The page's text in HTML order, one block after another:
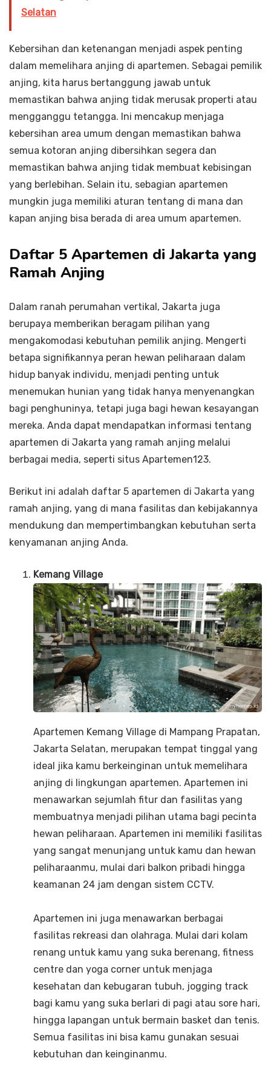
Selatan
Kebersihan dan ketenangan menjadi aspek penting
dalam memelihara anjing di apartemen. Sebagai pemilik
anjing, kita harus bertanggung jawab untuk
memastikan bahwa anjing tidak merusak properti atau
mengganggu tetangga. Ini mencakup menjaga
kebersihan area umum dengan memastikan bahwa
semua kotoran anjing dibersihkan segera dan
memastikan bahwa anjing tidak membuat kebisingan
yang berlebihan. Selain itu, sebagian apartemen
mungkin juga memiliki aturan tentang di mana dan
kapan anjing bisa berada di area umum apartemen.
Daftar 5 Apartemen di Jakarta yang
Ramah Anjing
Dalam ranah perumahan vertikal, Jakarta juga
berupaya memberikan beragam pilihan yang
mengakomodasi kebutuhan pemilik anjing. Mengerti
betapa signifikannya peran hewan peliharaan dalam
hidup banyak individu, menjadi penting untuk
menemukan hunian yang tidak hanya menyenangkan
bagi penghuninya, tetapi juga bagi hewan kesayangan
mereka. Anda dapat mendapatkan informasi tentang
apartemen di Jakarta yang ramah anjing melalui
berbagai media, seperti situs Apartemen123.
Berikut ini adalah daftar 5 apartemen di Jakarta yang
ramah anjing, yang di mana fasilitas dan kebijakannya
mendukung dan mempertimbangkan kebutuhan serta
kenyamanan anjing Anda.
Kemang Village
Apartemen Kemang Village di Mampang Prapatan,
Jakarta Selatan, merupakan tempat tinggal yang
ideal jika kamu berkeinginan untuk memelihara
anjing di lingkungan apartemen. Apartemen ini
menawarkan sejumlah fitur dan fasilitas yang
membuatnya menjadi pilihan utama bagi pecinta
hewan peliharaan. Apartemen ini memiliki fasilitas
yang sangat menunjang untuk kamu dan hewan
peliharaanmu, mulai dari balkon pribadi hingga
keamanan 24 jam dengan sistem CCTV.
Apartemen ini juga menawarkan berbagai
fasilitas rekreasi dan olahraga. Mulai dari kolam
renang untuk kamu yang suka berenang, fitness
centre dan yoga corner untuk menjaga
kesehatan dan kebugaran tubuh, jogging track
bagi kamu yang suka berlari di pagi atau sore hari,
hingga lapangan untuk bermain basket dan tenis.
Semua fasilitas ini bisa kamu gunakan sesuai
kebutuhan dan keinginanmu.